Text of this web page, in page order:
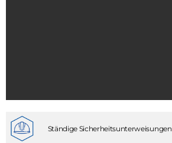
Ständige Sicherheitsunterweisungen